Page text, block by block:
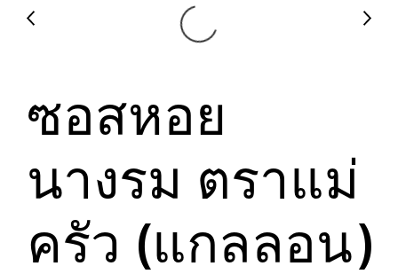
ซอสหอย
นางรม ตราแม่
ครัว (แกลลอน)